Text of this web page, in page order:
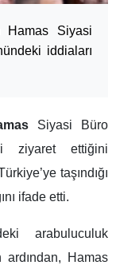
Hamas Siyasi
iddiaları
Siyasi Büro
ziyaret ettiğini
taşındığı
ifade etti.
arabuluculuk
ardından, Hamas